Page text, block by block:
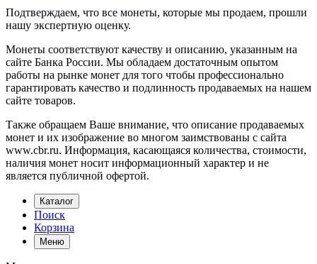
Подтверждаем, что все монеты, которые мы продаем, прошли
нашу экспертную оценку.
Монеты соответствуют качеству и описанию, указанным на
сайте Банка России. Мы обладаем достаточным опытом
работы на рынке монет для того чтобы профессионально
гарантировать качество и подлинность продаваемых на нашем
сайте товаров.
Также обращаем Ваше внимание, что описание продаваемых
монет и их изображение во многом заимствованы с сайта
www.cbr.ru. Информация, касающаяся количества, стоимости,
наличия монет носит информационный характер и не
является публичной офертой.
Каталог
Поиск
Корзина
Меню